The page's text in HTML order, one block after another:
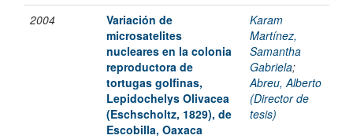
2004
Variación de
microsatelites
nucleares en la colonia
reproductora de
tortugas golfinas,
Lepidochelys Olivacea
(Eschscholtz, 1829), de
Escobilla, Oaxaca
Karam
Martínez,
Samantha
Gabriela;
Abreu, Alberto
(Director de
tesis)